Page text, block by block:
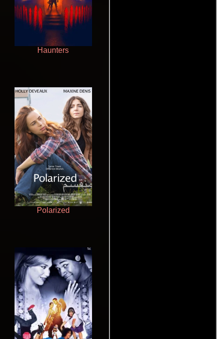
Haunters
Polarized